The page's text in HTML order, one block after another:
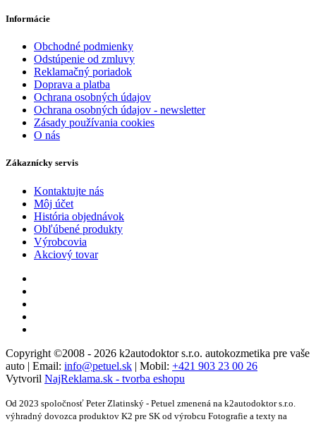
Informácie
Obchodné podmienky
Odstúpenie od zmluvy
Reklamačný poriadok
Doprava a platba
Ochrana osobných údajov
Ochrana osobných údajov - newsletter
Zásady používania cookies
O nás
Zákaznícky servis
Kontaktujte nás
Môj účet
História objednávok
Obľúbené produkty
Výrobcovia
Akciový tovar
Copyright ©2008 - 2026 k2autodoktor s.r.o. autokozmetika pre vaše
auto | Email: info@petuel.sk | Mobil: +421 903 23 00 26
Vytvoril NajReklama.sk - tvorba eshopu
Od 2023 spoločnosť Peter Zlatinský - Petuel zmenená na k2autodoktor s.r.o.
výhradný dovozca produktov K2 pre SK od výrobcu Fotografie a texty na